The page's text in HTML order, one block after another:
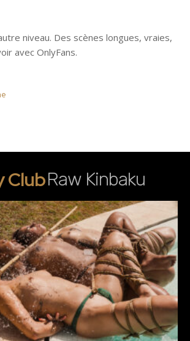
niveau. Des scènes longues, vraies,
avec OnlyFans.
ClubRaw Kinbaku